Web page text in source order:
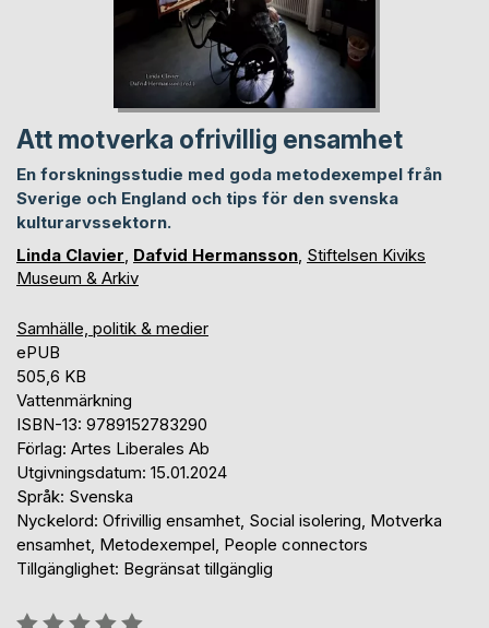
Att motverka ofrivillig ensamhet
En forskningsstudie med goda metodexempel från
Sverige och England och tips för den svenska
kulturarvssektorn.
Linda Clavier Dafvid Hermansson Stiftelsen Kiviks
Museum & Arkiv
Samhälle, politik & medier
ePUB
505,6 KB
Vattenmärkning
ISBN-13: 9789152783290
Förlag: Artes Liberales Ab
Utgivningsdatum: 15.01.2024
Språk: Svenska
Nyckelord: Ofrivillig ensamhet, Social isolering, Motverka
ensamhet, Metodexempel, People connectors
Tillgänglighet: Begränsat tillgänglig
Betyg::